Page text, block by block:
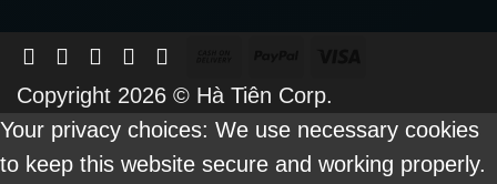
On
Delivery
Copyright 2026 © Hà Tiên Corp.
Your privacy choices: We use necessary cookies
to keep this website secure and working properly.